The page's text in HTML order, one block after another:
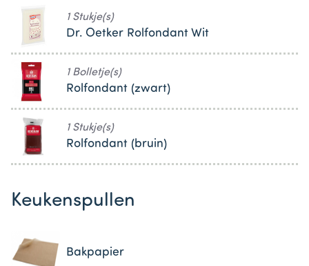
1 Stukje(s)
Dr. Oetker Rolfondant Wit
1 Bolletje(s)
Rolfondant (zwart)
1 Stukje(s)
Rolfondant (bruin)
Keukenspullen
Bakpapier